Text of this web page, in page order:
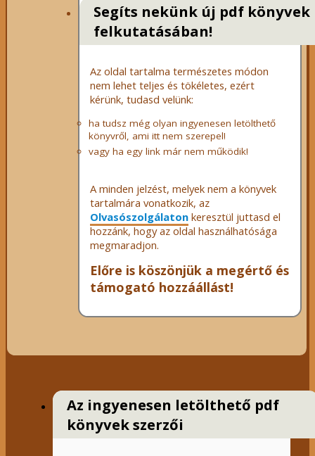
Segíts nekünk új pdf könyvek
felkutatásában!
Az oldal tartalma természetes módon
nem lehet teljes és tökéletes, ezért
kérünk, tudasd velünk:
ha tudsz még olyan ingyenesen letölthető
könyvről, ami itt nem szerepel!
vagy ha egy link már nem működik!
A minden jelzést, melyek nem a könyvek
tartalmára vonatkozik, az
Olvasószolgálatonkeresztül juttasd el
hozzánk, hogy az oldal használhatósága
megmaradjon.
Előre is köszönjük a megértő és
támogató hozzáállást!
Az ingyenesen letölthető pdf
könyvek szerzői